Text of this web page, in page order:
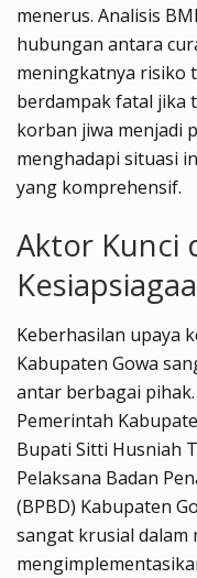
menerus. Analisis
hubungan antara
meningkatnya risiko
berdampak fatal jika
korban jiwa menjadi
menghadapi situasi
yang komprehensif.
Aktor Kunci
Keberhasilan upaya
Kabupaten Gowa
antar berbagai
Pemerintah
Bupati Sitti Husniah
Pelaksana Badan
(BPBD) Kabupaten
sangat krusial dalam